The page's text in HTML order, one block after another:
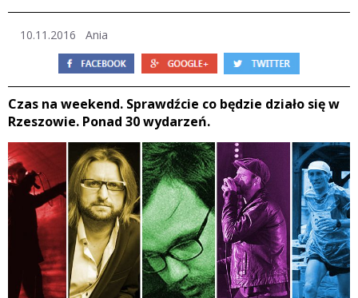
10.11.2016 Ania
Czas na weekend. Sprawdźcie co będzie działo się w
Rzeszowie. Ponad 30 wydarzeń.